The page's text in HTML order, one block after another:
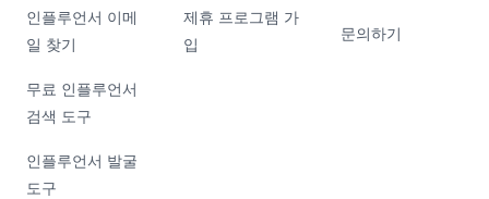
인플루언서 이메
일 찾기
무료 인플루언서
검색 도구
인플루언서 발굴
도구
제휴 프로그램 가
입
문의하기